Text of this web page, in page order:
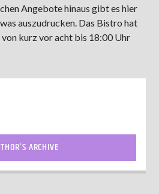
Angebote hinaus gibt es hier
auszudrucken. Das Bistro hat
kurz vor acht bis 18:00 Uhr
ARCHIVE